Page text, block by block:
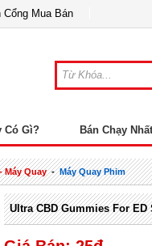
Cổng Mua Bán
Có Gì? Bán Chạy Nhất
Máy Quay-Máy Quay Phim
Ultra CBD Gummies For ED